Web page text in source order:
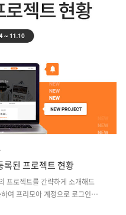
승/..
된 프로젝트 현황
프로젝트를 간략하게 소개해드
여 프리모아 계정으로 로그인
트 외에도 마감이 다가오는 이